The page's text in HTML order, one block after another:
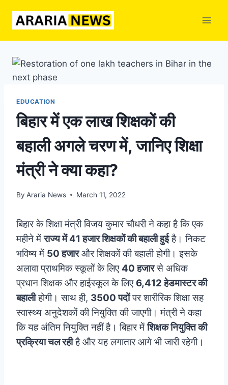
EDUCATION
बिहार में एक लाख शिक्षकों की
बहाली अगले चरण में, जानिए शिक्षा
मंत्री ने क्या कहा?
By Araria News March 11, 2022
बिहार के शिक्षा मंत्री विजय कुमार चौधरी ने कहा है कि एक
महीने मेंराज्य में 41 हजार शिक्षकों की बहाली हुईहै। निकट
भविष्य में 50 हजारऔर शिक्षकों की बहाली होगी। इसके
अलावा प्राथमिक स्कूलों के लिए 40 हजारसे अधिक
प्रधान शिक्षक और हाईस्कूल के लिए 6,412 हेडमास्टर की
बहालीहोगी। साथ ही, 3500 पदोंपर शारीरिक शिक्षा सह
स्वास्थ्य अनुदेशकों की नियुक्ति की जाएगी। मंत्री ने कहा
कि यह अंतिम नियुक्ति नहीं है। बिहार मेंशिक्षक नियुक्ति की
प्रक्रिया चल रहीहै और यह लगातार आगे भी जारी रहेगी।